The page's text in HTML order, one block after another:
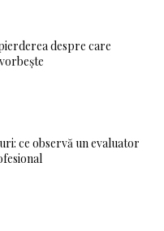
despre care
ce observă un evaluator